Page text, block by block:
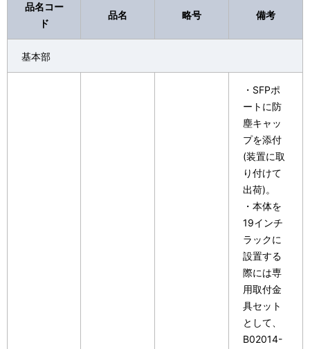
品名コー
ド
品名 略号 備考
基本部
・SFPポ
ートに防
塵キャッ
プを添付
(装置に取
り付けて
出荷)。
・本体を
19インチ
ラックに
設置する
際には専
用取付金
具セット
として、
B02014-